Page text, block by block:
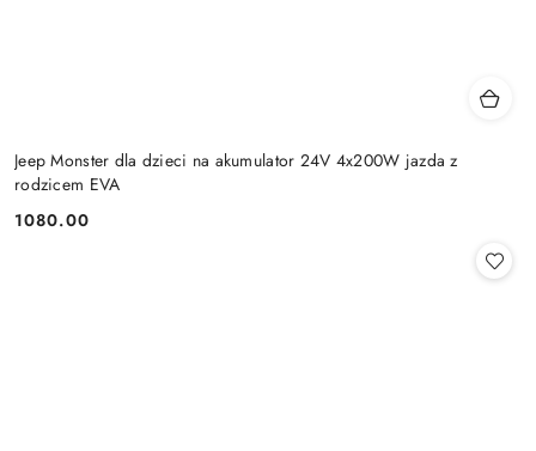
Jeep Monster dla dzieci na akumulator 24V 4x200W jazda z
rodzicem EVA
Cena:
1080.00